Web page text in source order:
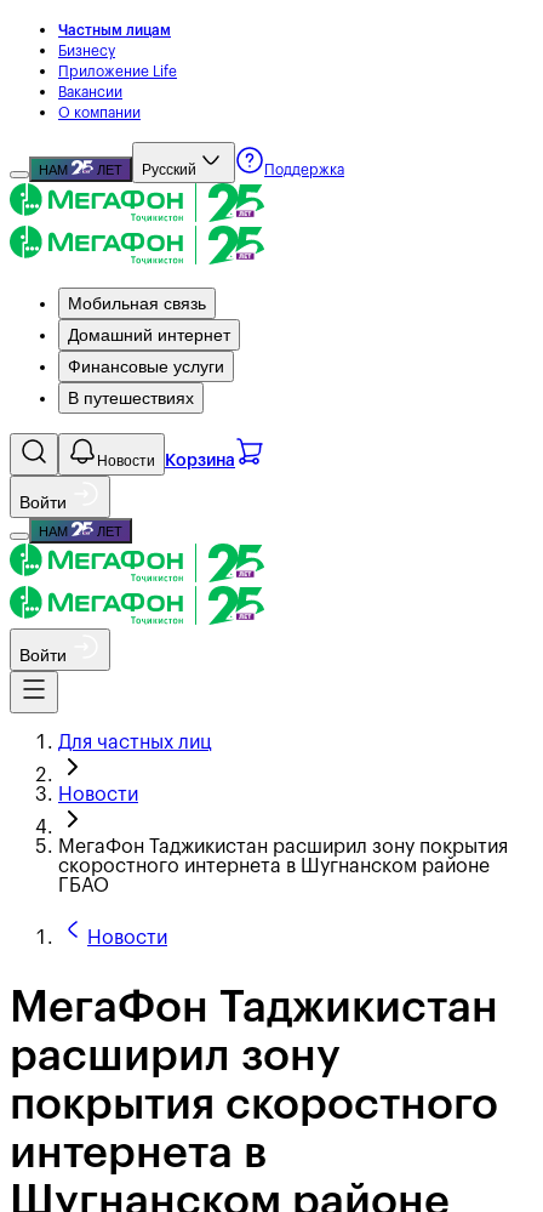
Частным лицам
Бизнесу
Приложение Life
Вакансии
О компании
НАМ ЛЕТ Русский Поддержка
Мобильная связь
Домашний интернет
Финансовые услуги
В путешествиях
Новости Корзина
Войти
НАМ ЛЕТ
Войти
Для частных лиц
Новости
МегаФон Таджикистан расширил зону покрытия
скоростного интернета в Шугнанском районе
ГБАО
Новости
МегаФон Таджикистан
расширил зону
покрытия скоростного
интернета в
Шугнанском районе